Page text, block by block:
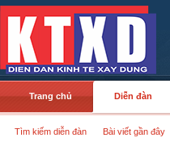
Trang chủ Diễn đàn
Tìm kiếm diễn đàn Bài viết gần đây